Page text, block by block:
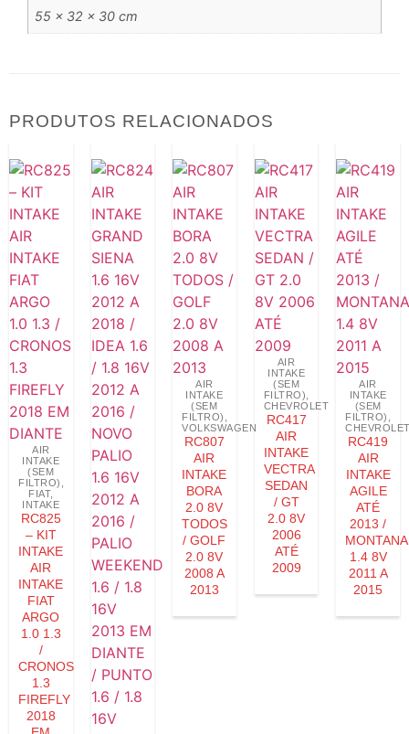
55 × 32 × 30 cm
PRODUTOS RELACIONADOS
AIR
INTAKE
(SEM
FILTRO)
FIAT,
INTAKE
RC825
– KIT
INTAKE
AIR
INTAKE
FIAT
ARGO
1.0 1.3
/
CRONOS
1.3
FIREFLY
2018
AIR
INTAKE
(SEM
FILTRO)
VOLKSWAGEN
RC807
AIR
INTAKE
BORA
2.0 8V
TODOS
/ GOLF
2.0 8V
2008 A
2013
AIR
INTAKE
(SEM
FILTRO)
CHEVROLET
RC417
AIR
INTAKE
VECTRA
SEDAN
/ GT
2.0 8V
2006
ATÉ
2009
AIR
INTAKE
(SEM
FILTRO)
RC419
AIR
INTAKE
AGILE
ATÉ
2013 /
MONTANA
1.4 8V
2011 A
2015